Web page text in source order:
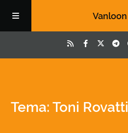
Vanloon
Tema: Toni Rovatti